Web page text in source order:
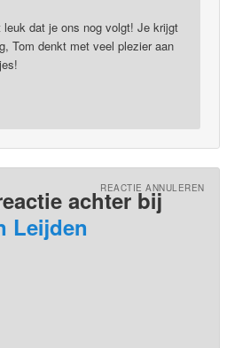
leuk dat je ons nog volgt! Je krijgt
Tom denkt met veel plezier aan
achter bij
Leijden
REACTIE ANNULEREN